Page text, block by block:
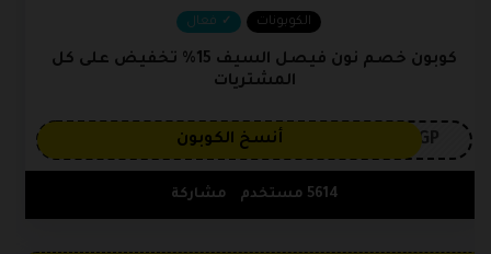
الكوبونات فعال
كوبون خصم نون فيصل السيف 15% تخفيض على كل
المشتريات
3GP أنسخ الكوبون
5614 مستخدم مشاركة